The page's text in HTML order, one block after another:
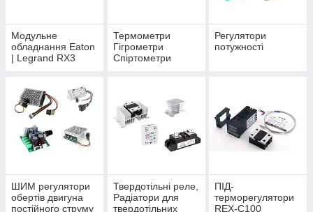
Модульне
обладнання Eaton
| Legrand RX3
Термометри
Гігрометри
Спіртометри
Регулятори
потужності
ШИМ регулятори
обертів двигуна
постійного струму
Твердотільні реле,
Радіатори для
твердотільних
ПІД-
терморегулятори
REX-C100